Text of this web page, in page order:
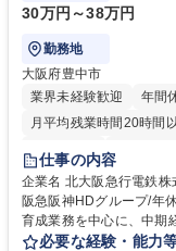
30万円～38万円
勤務地
大阪府豊中市
業界未経験歓迎
年間
月平均残業時間20時間
退職金あり
土日祝休み
服装自由
仕事の内容
企業名 北大阪急行電鉄株式会社 求人名 【豊中市/総務人事
阪急阪神HDグループ/年休124日 仕事の内容 当社にて採
育成業務を中心に、中期
定、さらに社内の重要会
必要な経験・能力